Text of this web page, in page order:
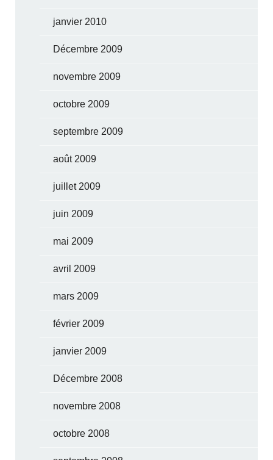
janvier 2010
Décembre 2009
novembre 2009
octobre 2009
septembre 2009
août 2009
juillet 2009
juin 2009
mai 2009
avril 2009
mars 2009
février 2009
janvier 2009
Décembre 2008
novembre 2008
octobre 2008